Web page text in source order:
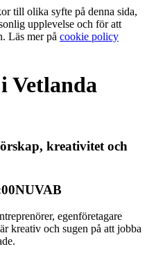
till olika syfte på denna sida,
upplevelse och för att
Läs mer på cookie policy
Vetlanda
kreativitet och
NUVAB
egenföretagare
kreativ och sugen på att jobba